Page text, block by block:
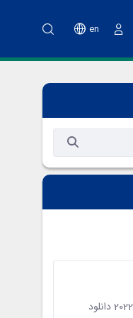
en
اولین فصلنامه خبری، علمی و تحلیلی نوترکیب به همت پارک زیست‌فناوری خلیج‌فارس قشم منتشر شد 24 07 2022 دانلود